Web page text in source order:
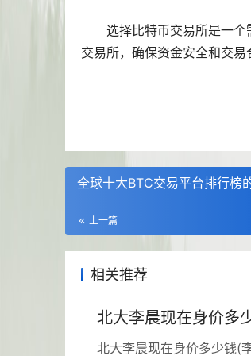
选择比特币交易所是一
交易所，确保资金安全和交
全球十大BTC交易平台排行榜
上一篇
相关推荐
北大李晨现在身价多
北大李晨现在身价多少钱(